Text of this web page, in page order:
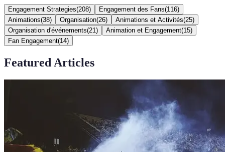
Engagement Strategies(208) Engagement des Fans(116)
Animations(38) Organisation(26) Animations et Activités(25)
Organisation d'événements(21 ) Animation et Engagement(15)
Fan Engagement(14)
Featured Articles